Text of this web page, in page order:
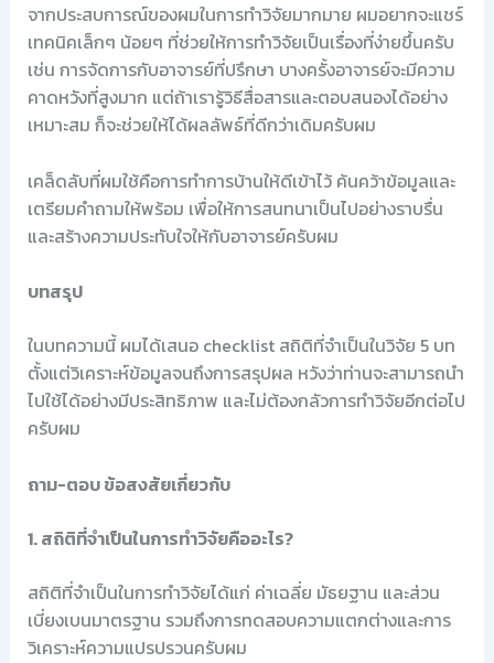
จากประสบการณ์ของผมในการทำวิจัยมากมาย ผมอยากจะแชร์
เทคนิคเล็กๆ น้อยๆ ที่ช่วยให้การทำวิจัยเป็นเรื่องที่ง่ายขึ้นครับ
เช่น การจัดการกับอาจารย์ที่ปรึกษา บางครั้งอาจารย์จะมีความ
คาดหวังที่สูงมาก แต่ถ้าเรารู้วิธีสื่อสารและตอบสนองได้อย่าง
เหมาะสม ก็จะช่วยให้ได้ผลลัพธ์ที่ดีกว่าเดิมครับผม
เคล็ดลับที่ผมใช้คือการทำการบ้านให้ดีเข้าไว้ ค้นคว้าข้อมูลและ
เตรียมคำถามให้พร้อม เพื่อให้การสนทนาเป็นไปอย่างราบรื่น
และสร้างความประทับใจให้กับอาจารย์ครับผม
บทสรุป
ในบทความนี้ ผมได้เสนอ checklist สถิติที่จำเป็นในวิจัย 5 บท
ตั้งแต่วิเคราะห์ข้อมูลจนถึงการสรุปผล หวังว่าท่านจะสามารถนำ
ไปใช้ได้อย่างมีประสิทธิภาพ และไม่ต้องกลัวการทำวิจัยอีกต่อไป
ครับผม
ถาม-ตอบ ข้อสงสัยเกี่ยวกับ
1. สถิติที่จำเป็นในการทำวิจัยคืออะไร?
สถิติที่จำเป็นในการทำวิจัยได้แก่ ค่าเฉลี่ย มัธยฐาน และส่วน
เบี่ยงเบนมาตรฐาน รวมถึงการทดสอบความแตกต่างและการ
วิเคราะห์ความแปรปรวนครับผม